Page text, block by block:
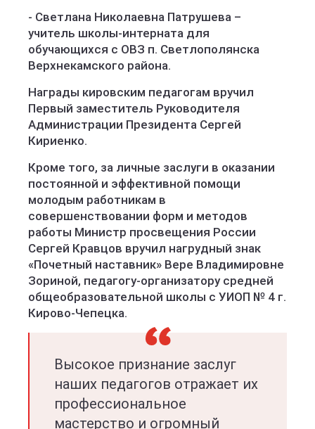
- Светлана Николаевна Патрушева –
учитель школы-интерната для
обучающихся с ОВЗ п. Светлополянска
Верхнекамского района.
Награды кировским педагогам вручил
Первый заместитель Руководителя
Администрации Президента Сергей
Кириенко.
Кроме того, за личные заслуги в оказании
постоянной и эффективной помощи
молодым работникам в
совершенствовании форм и методов
работы Министр просвещения России
Сергей Кравцов вручил нагрудный знак
«Почетный наставник» Вере Владимировне
Зориной, педагогу-организатору средней
общеобразовательной школы с УИОП № 4 г.
Кирово-Чепецка.
Высокое признание заслуг
наших педагогов отражает их
профессиональное
мастерство и огромный